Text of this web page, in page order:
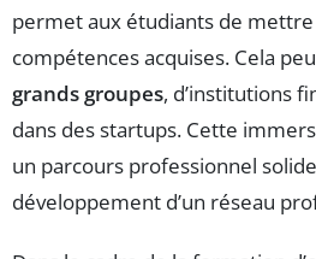
permet aux étudiants de
compétences acquises. Cela
grands groupes, d’institutions
dans des startups. Cette
un parcours professionnel
développement d’un réseau